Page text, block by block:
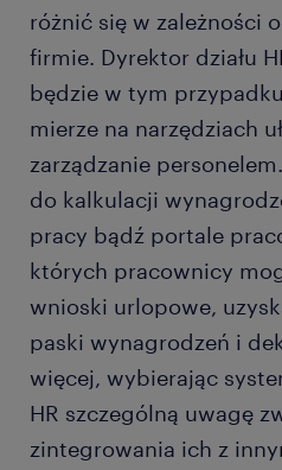
różnić się w zależności
firmie. Dyrektor działu
będzie w tym
mierze na narzędziach
zarządzanie
do kalkulacji
pracy bądź portale
których pracownicy
wnioski urlopowe,
paski wynagrodzeń i
więcej, wybierając
HR szczególną uwagę
zintegrowania ich z